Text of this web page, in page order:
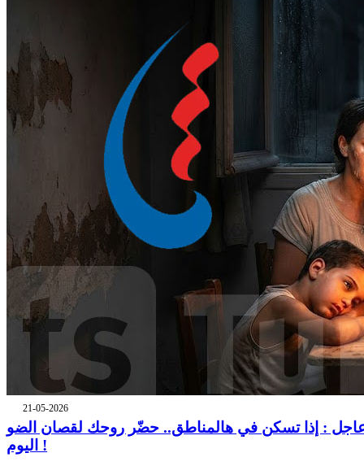
21-05-2026
: إذا تسكن في هالمناطق.. حضّر روحك لقصان الضو
اليوم !